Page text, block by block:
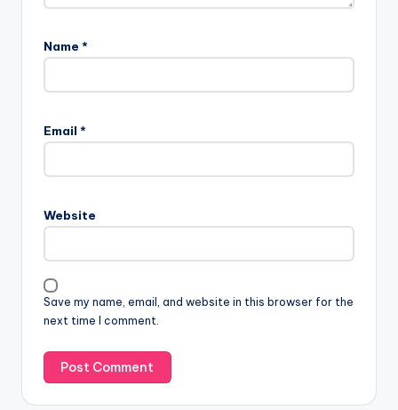
Name *
Email *
Website
Save my name, email, and website in this browser for the
next time I comment.